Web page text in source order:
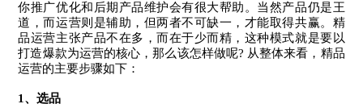
你推广优化和后期产品维护会有很大帮助。当然产品仍是王
道，而运营则是辅助，但两者不可缺一，才能取得共赢。精
品运营主张产品不在多，而在于少而精，这种模式就是要以
打造爆款为运营的核心，那么该怎样做呢? 从整体来看，精品
运营的主要步骤如下：
1 、选品